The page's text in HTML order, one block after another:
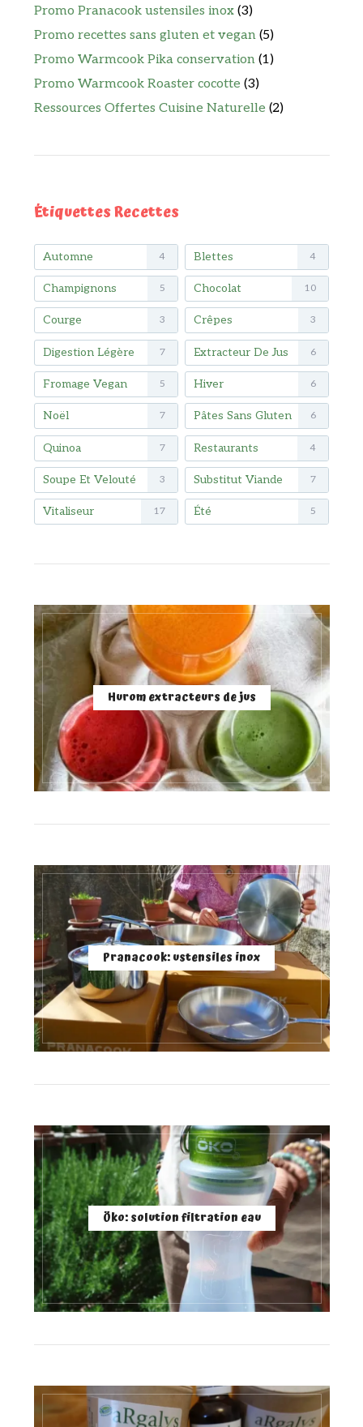
Promo Pranacook ustensiles inox (3)
Promo recettes sans gluten et vegan (5)
Promo Warmcook Pika conservation (1)
Promo Warmcook Roaster cocotte (3)
Ressources Offertes Cuisine Naturelle (2)
Étiquettes Recettes
Automne 4 Blettes 4
Champignons 5 Chocolat 10
Courge 3 Crêpes 3
Digestion Légère 7 Extracteur De Jus 6
Fromage Vegan 5 Hiver 6
Noël 7 Pâtes Sans Gluten 6
Quinoa 7 Restaurants 4
Soupe Et Velouté 3 Substitut Viande 7
Vitaliseur 17 Été 5
Hurom extracteurs de jus
Pranacook: ustensiles inox
Öko: solution filtration eau